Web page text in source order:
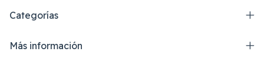
Categorías
Más información